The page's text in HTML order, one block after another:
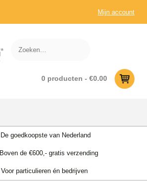
Mijn account
0 producten - €0.00
De goedkoopste van Nederland
Boven de €600,- gratis verzending
Voor particulieren én bedrijven